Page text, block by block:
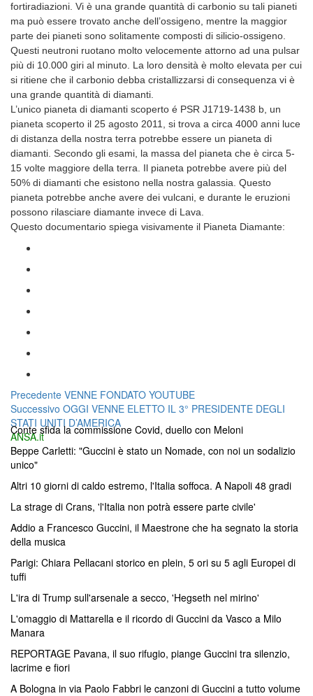
fortiradiazioni. Vi è una grande quantità di carbonio su tali pianeti
ma può essere trovato anche dell’ossigeno, mentre la maggior
parte dei pianeti sono solitamente composti di silicio-ossigeno.
Questi neutroni ruotano molto velocemente attorno ad una pulsar
più di 10.000 giri al minuto. La loro densità è molto elevata per cui
si ritiene che il carbonio debba cristallizzarsi di consequenza vi è
una grande quantità di diamanti.
L’unico pianeta di diamanti scoperto é PSR J1719-1438 b, un
pianeta scoperto il 25 agosto 2011, si trova a circa 4000 anni luce
di distanza della nostra terra potrebbe essere un pianeta di
diamanti. Secondo gli esami, la massa del pianeta che è circa 5-
15 volte maggiore della terra. Il pianeta potrebbe avere più del
50% di diamanti che esistono nella nostra galassia. Questo
pianeta potrebbe anche avere dei vulcani, e durante le eruzioni
possono rilasciare diamante invece di Lava.
Questo documentario spiega visivamente il Pianeta Diamante:
Navigazione
articoli
Precedente Articolo
precedente:
VENNE FONDATO YOUTUBE
Successivo Articolo
successivo:
OGGI VENNE ELETTO IL 3° PRESIDENTE DEGLI
STATI UNITI D’AMERICA
ANSA.it
Conte sfida la commissione Covid, duello con Meloni
Beppe Carletti: "Guccini è stato un Nomade, con noi un sodalizio
unico"
Altri 10 giorni di caldo estremo, l'Italia soffoca. A Napoli 48 gradi
La strage di Crans, 'l'Italia non potrà essere parte civile'
Addio a Francesco Guccini, il Maestrone che ha segnato la storia
della musica
Parigi: Chiara Pellacani storico en plein, 5 ori su 5 agli Europei di
tuffi
L'ira di Trump sull'arsenale a secco, 'Hegseth nel mirino'
L'omaggio di Mattarella e il ricordo di Guccini da Vasco a Milo
Manara
REPORTAGE Pavana, il suo rifugio, piange Guccini tra silenzio,
lacrime e fiori
A Bologna in via Paolo Fabbri le canzoni di Guccini a tutto volume